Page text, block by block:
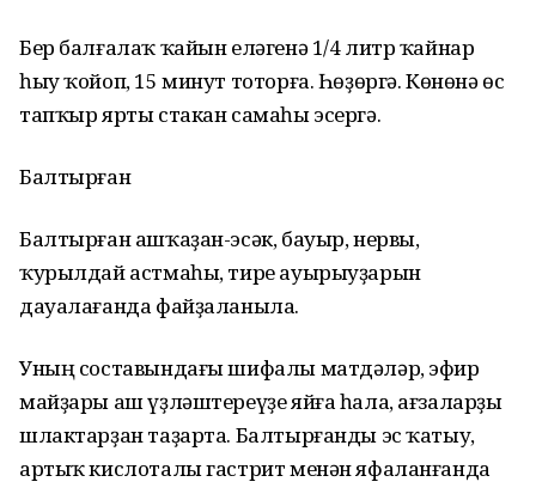
Бер балғалаҡ ҡайын еләгенә 1/4 литр ҡайнар
һыу ҡойоп, 15 минут тоторға. Һөҙөргә. Көнөнә өс
тапҡыр ярты стакан самаһы эсергә.
Балтырған
Балтырған ашҡаҙан-эсәк, бауыр, нервы,
ҡурылдай астмаһы, тире ауырыуҙарын
дауалағанда файҙаланыла.
Уның составындағы шифалы матдәләр, эфир
майҙары аш үҙләштереүҙе яйға һала, ағзаларҙы
шлактарҙан таҙарта. Балтырғанды эс ҡатыу,
артыҡ кислоталы гастрит менән яфаланғанда